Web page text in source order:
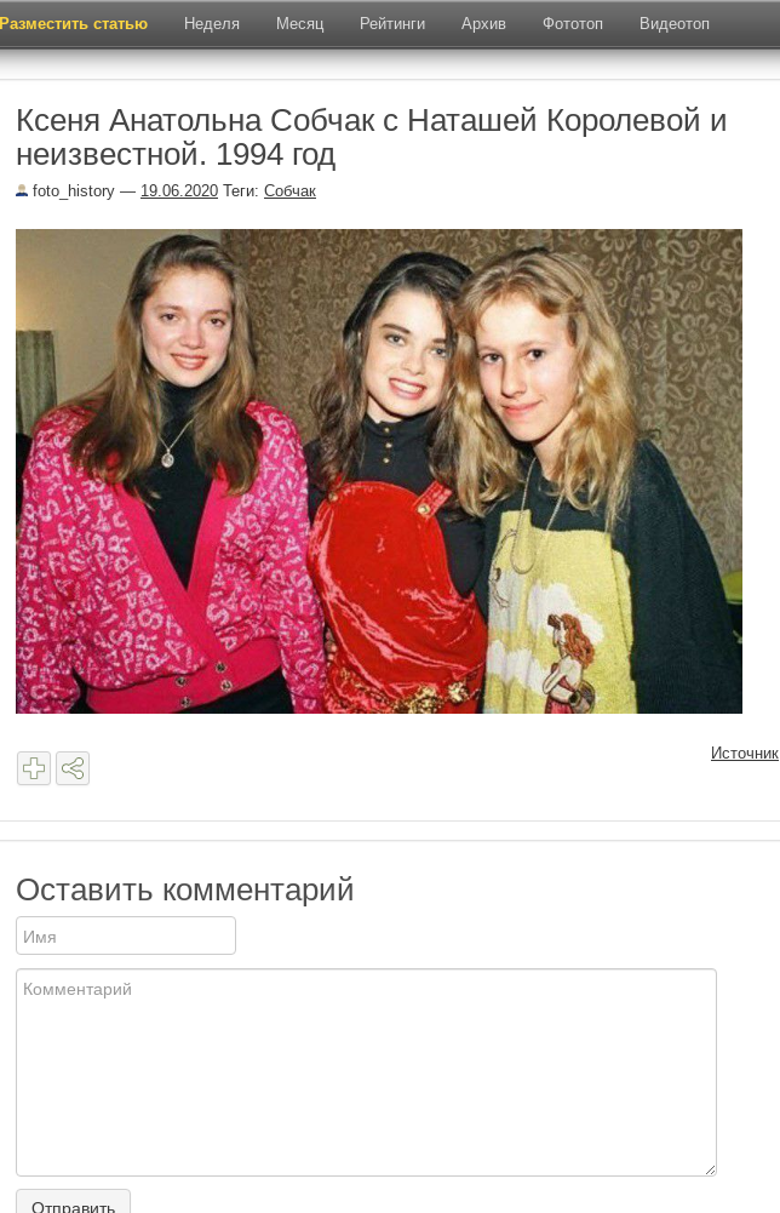
Разместить статью Неделя Месяц Рейтинги Архив Фототоп Видеотоп
Ксеня Анатольна Собчак с Наташей Королевой и
неизвестной. 1994 год
foto_history — 19.06.2020 Теги: Собчак
Источник
Оставить комментарий